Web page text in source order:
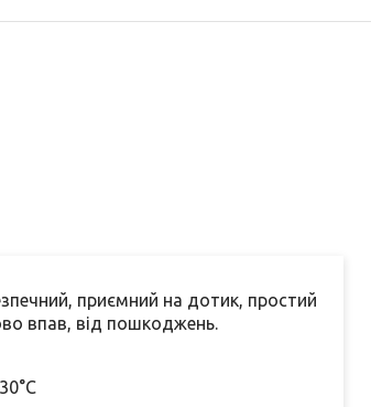
приємний на дотик, простий
впав, від пошкоджень.